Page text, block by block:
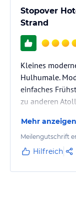
Stopover
Strand
Kleines
Hulhumale.
einfaches
zu anderen
Mehr anzeigen
Meilengutschrift
Hilfreich